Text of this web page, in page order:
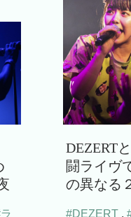
DEZERT
闘ライヴ
の異なる
#DEZERT ,